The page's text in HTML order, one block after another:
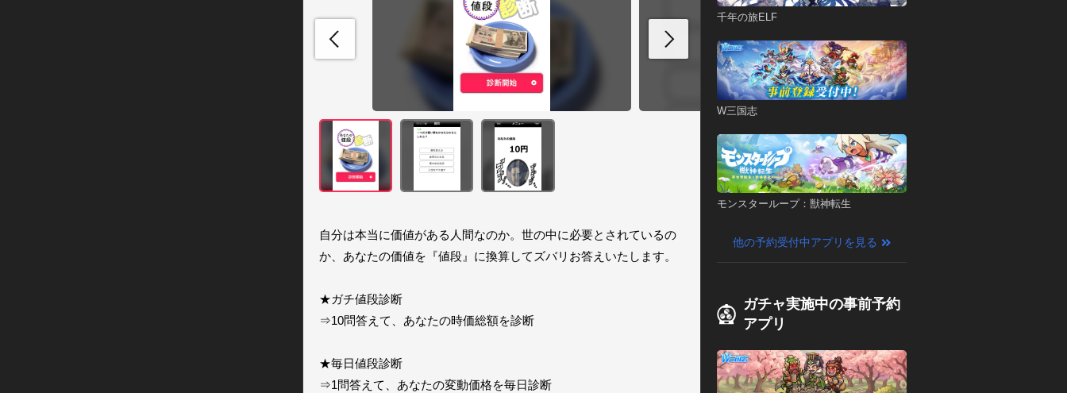
自分は本当に価値がある人間なのか。世の中に必要とされているの
か、あなたの価値を『値段』に換算してズバリお答えいたします。
★ガチ値段診断
⇒10問答えて、あなたの時価総額を診断
★毎日値段診断
⇒1問答えて、あなたの変動価格を毎日診断
千年の旅ELF
W三国志
モンスターループ：獣神転生
他の予約受付中アプリを見る
ガチャ実施中の事前予約
アプリ